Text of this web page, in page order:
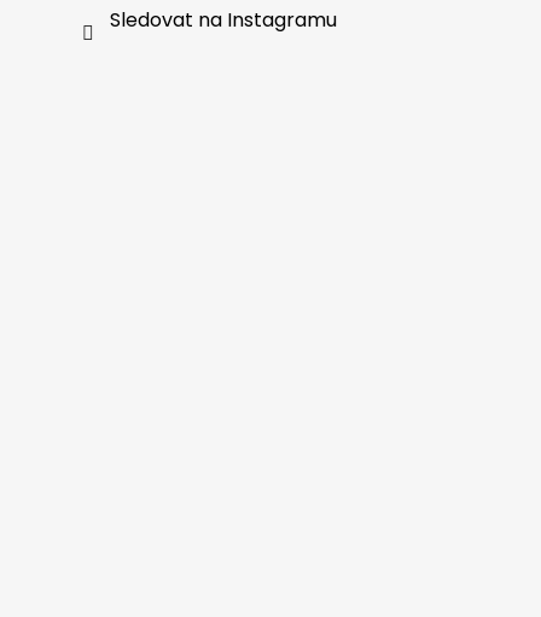
Sledovat na Instagramu